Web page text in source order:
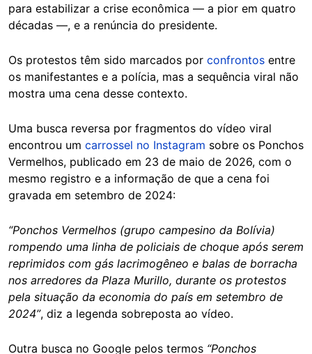
para estabilizar a crise econômica — a pior em quatro
décadas —, e a renúncia do presidente.
Os protestos têm sido marcados por confrontos entre
os manifestantes e a polícia, mas a sequência viral não
mostra uma cena desse contexto.
Uma busca reversa por fragmentos do vídeo viral
encontrou um carrossel no Instagram sobre os Ponchos
Vermelhos, publicado em 23 de maio de 2026, com o
mesmo registro e a informação de que a cena foi
gravada em setembro de 2024:
“Ponchos Vermelhos (grupo campesino da Bolívia)
rompendo uma linha de policiais de choque após serem
reprimidos com gás lacrimogêneo e balas de borracha
nos arredores da Plaza Murillo, durante os protestos
pela situação da economia do país em setembro de
2024”, diz a legenda sobreposta ao vídeo.
Outra busca no Google pelos termos “Ponchos